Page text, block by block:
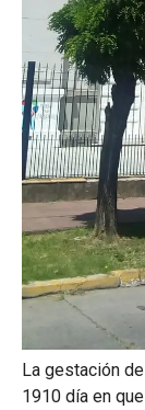
La gestación
1910 día en